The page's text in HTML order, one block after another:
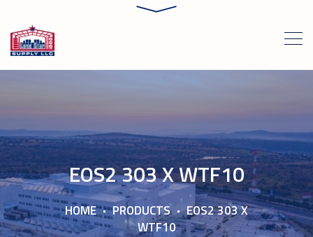
EOS2 303 X WTF10
HOME PRODUCTS
EOS2 303 X
WTF10